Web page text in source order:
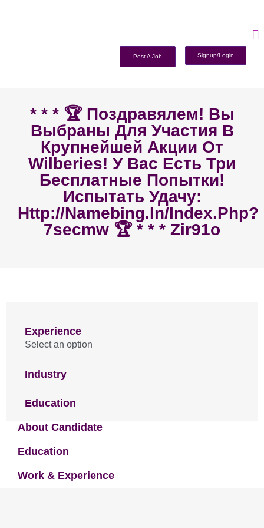
Post A Job Signup/Login
* * * 🏆 Поздравялем! Вы
Выбраны Для Участия В
Крупнейшей Акции От
Wilberies! У Вас Есть Три
Бесплатные Попытки!
Испытать Удачу:
Http://namebing.in/index.php?
7secmw 🏆 * * * Zir91o
Experience
Select an option
Industry
Education
About Candidate
Education
Work & Experience